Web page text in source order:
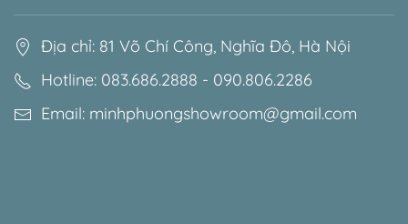
Địa chỉ: 81 Võ Chí Công, Nghĩa Đô, Hà Nội
Hotline: 083.686.2888 - 090.806.2286
Email: minhphuongshowroom@gmail.com